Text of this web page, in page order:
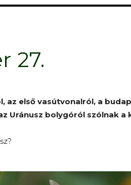
27.
az első vasútvonalról, a
Uránusz bolygóról szólnak a